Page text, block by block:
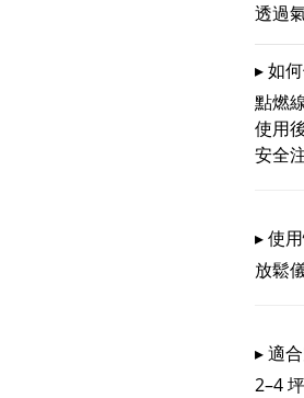
透過
▸ 如
點燃
使用
安全
▸ 使
放鬆
▸ 適
2–4